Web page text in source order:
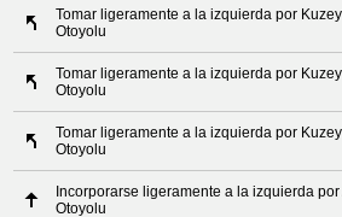
Tomar ligeramente a la izquierda por
Otoyolu
Tomar ligeramente a la izquierda por
Otoyolu
Tomar ligeramente a la izquierda por
Otoyolu
Incorporarse ligeramente a la izquierda
Otoyolu